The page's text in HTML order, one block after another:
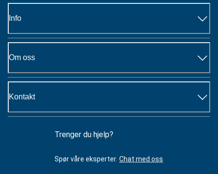
Info
Om oss
Kontakt
Trenger du hjelp?
Spør våre eksperter. Chat med oss